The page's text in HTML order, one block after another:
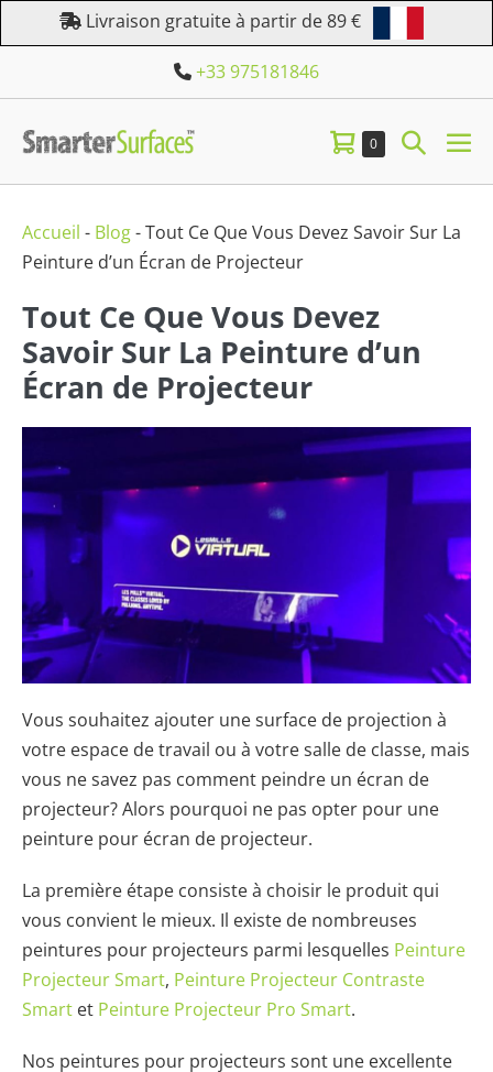
au
Livraison gratuite à partir de 89 €
+33 975181846
Panier
d’achat
0Éléments
le
la
le
Accueil - Blog-Tout Ce Que Vous Devez Savoir Sur La
Peinture d’un Écran de Projecteur
Tout Ce Que Vous Devez
Savoir Sur La Peinture d’un
Écran de Projecteur
Vous souhaitez ajouter une surface de projection à
votre espace de travail ou à votre salle de classe, mais
vous ne savez pas comment peindre un écran de
projecteur? Alors pourquoi ne pas opter pour une
peinture pour écran de projecteur.
La première étape consiste à choisir le produit qui
vous convient le mieux. Il existe de nombreuses
peintures pour projecteurs parmi lesquelles Peinture
Projecteur Smart, Peinture Projecteur Contraste
Smart et Peinture Projecteur Pro Smart.
Nos peintures pour projecteurs sont une excellente